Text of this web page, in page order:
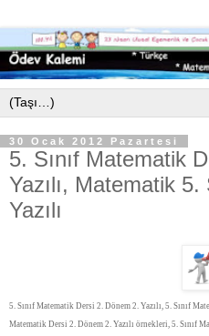
30 Ocak 2012 Pazartesi
5. Sınıf Matematik
Yazılı, Matematik 5.
Yazılı
5. Sınıf Matematik Dersi 2. Dönem 2. Yazılı, 5. Sınıf
Matematik Dersi 2. Dönem 2. Yazılı örnekleri, 5. Sınıf